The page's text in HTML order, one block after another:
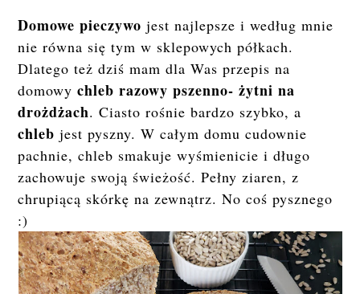
Domowe pieczywo jest najlepsze i według mnie
nie równa się tym w sklepowych półkach.
Dlatego też dziś mam dla Was przepis na
domowychleb razowy pszenno- żytni na
drożdżach. Ciasto rośnie bardzo szybko, a
chleb jest pyszny. W całym domu cudownie
pachnie, chleb smakuje wyśmienicie i długo
zachowuje swoją świeżość. Pełny ziaren, z
chrupiącą skórkę na zewnątrz. No coś pysznego
:)